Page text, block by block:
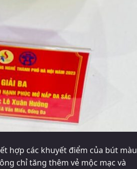
hợp các khuyết điểm của bút
chỉ tăng thêm vẻ mộc mạc và